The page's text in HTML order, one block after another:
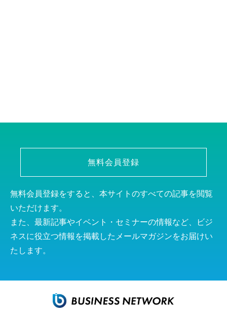
無料会員登録
無料会員登録をすると、本サイトのすべての記事を閲覧
いただけます。
また、最新記事やイベント・セミナーの情報など、ビジ
ネスに役立つ情報を掲載したメールマガジンをお届けい
たします。